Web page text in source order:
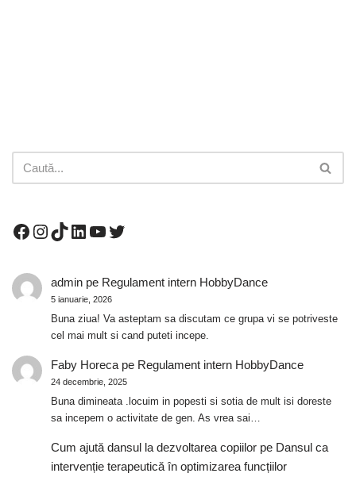
adminpe Regulament intern HobbyDance
5 ianuarie, 2026
Buna ziua! Va asteptam sa discutam ce grupa vi se potriveste
cel mai mult si cand puteti incepe.
Faby Horecape Regulament intern HobbyDance
24 decembrie, 2025
Buna dimineata .locuim in popesti si sotia de mult isi doreste
sa incepem o activitate de gen. As vrea sai…
Cum ajută dansul la dezvoltarea copiilorpe Dansul ca
intervenție terapeutică în optimizarea funcțiilor